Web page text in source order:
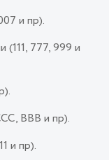
и пр).
(111, 777, 999 и
ВВВ и пр).
и пр).